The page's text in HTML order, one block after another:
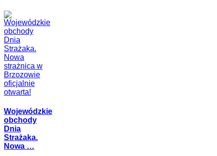
Wojewódzkie
obchody
Dnia
Strażaka.
Nowa …